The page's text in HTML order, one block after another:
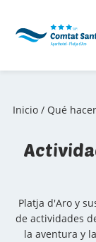
Inicio / Qué
Platja d'Aro y
de actividades
la aventura y